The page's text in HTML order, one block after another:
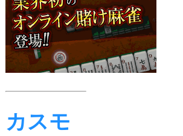
カスモ